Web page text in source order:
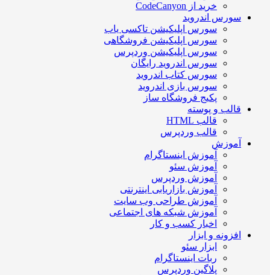
خرید از CodeCanyon
سورس اندروید
سورس اپلیکیشن تاکسی یاب
سورس اپلیکیشن فروشگاهی
سورس اپلیکیشن وردپرس
سورس اندروید رایگان
سورس کتاب اندروید
سورس بازی اندروید
پکیج فروشگاه ساز
قالب و پوسته
قالب HTML
قالب وردپرس
آموزش
آموزش اینستاگرام
آموزش سئو
آموزش وردپرس
آموزش بازاریابی اینترنتی
آموزش طراحی وب سایت
آموزش شبکه های اجتماعی
اخبار کسب و کار
افزونه و ابزار
ابزار سئو
ربات اینستاگرام
پلاگین وردپرس